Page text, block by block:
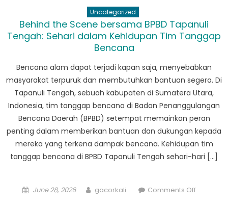
Insights
BPBD
Tapanuli
Tengah
Uncategorized
Behind the Scene bersama BPBD Tapanuli
Tengah: Sehari dalam Kehidupan Tim Tanggap
Bencana
Bencana alam dapat terjadi kapan saja, menyebabkan
masyarakat terpuruk dan membutuhkan bantuan segera. Di
Tapanuli Tengah, sebuah kabupaten di Sumatera Utara,
Indonesia, tim tanggap bencana di Badan Penanggulangan
Bencana Daerah (BPBD) setempat memainkan peran
penting dalam memberikan bantuan dan dukungan kepada
mereka yang terkena dampak bencana. Kehidupan tim
tanggap bencana di BPBD Tapanuli Tengah sehari-hari […]
Posted
June 28, 2026 Author
gacorkali Comments Offon